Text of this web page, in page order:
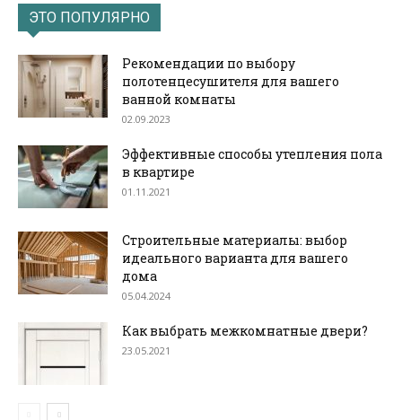
ЭТО ПОПУЛЯРНО
Рекомендации по выбору
полотенцесушителя для вашего
ванной комнаты
02.09.2023
Эффективные способы утепления пола
в квартире
01.11.2021
Строительные материалы: выбор
идеального варианта для вашего
дома
05.04.2024
Как выбрать межкомнатные двери?
23.05.2021